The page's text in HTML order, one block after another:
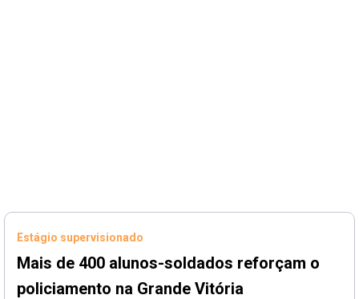
Estágio supervisionado
Mais de 400 alunos-soldados reforçam o
policiamento na Grande Vitória